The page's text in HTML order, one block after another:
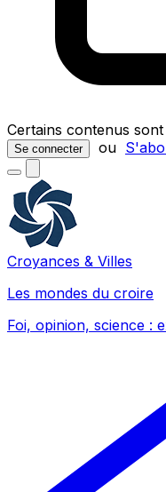
Certains contenus
Se connecter ou
Croyances & Villes
Les mondes du croire
Foi, opinion, science :